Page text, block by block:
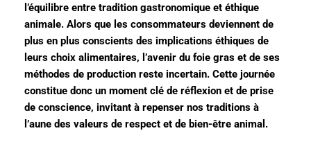
l’équilibre entre tradition gastronomique et éthique
animale. Alors que les consommateurs deviennent de
plus en plus conscients des implications éthiques de
leurs choix alimentaires, l’avenir du foie gras et de ses
méthodes de production reste incertain. Cette journée
constitue donc un moment clé de réflexion et de prise
de conscience, invitant à repenser nos traditions à
l’aune des valeurs de respect et de bien-être animal.